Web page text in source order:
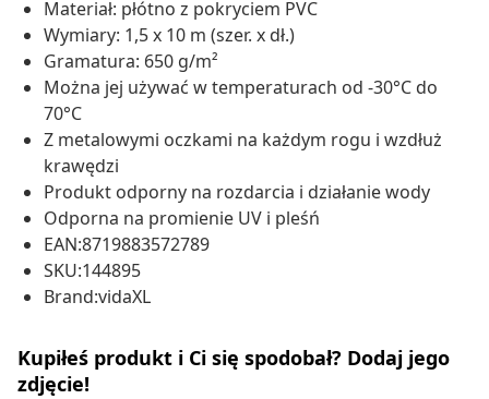
Materiał: płótno z pokryciem PVC
Wymiary: 1,5 x 10 m (szer. x dł.)
Gramatura: 650 g/m²
Można jej używać w temperaturach od -30°C do
70°C
Z metalowymi oczkami na każdym rogu i wzdłuż
krawędzi
Produkt odporny na rozdarcia i działanie wody
Odporna na promienie UV i pleśń
EAN:8719883572789
SKU:144895
Brand:vidaXL
Kupiłeś produkt i Ci się spodobał? Dodaj jego
zdjęcie!